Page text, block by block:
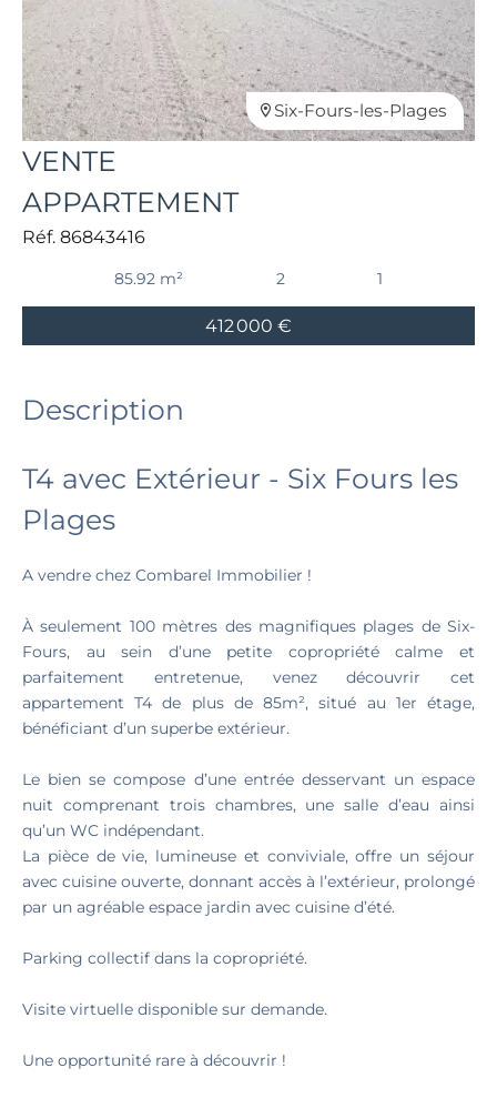
Six-Fours-les-Plages
VENTE
APPARTEMENT
Réf. 86843416
85.92 m² 2 1
412 000 €
Description
T4 avec Extérieur - Six Fours les
Plages
A vendre chez Combarel Immobilier !
À seulement 100 mètres des magnifiques plages de Six-
Fours, au sein d’une petite copropriété calme et
parfaitement entretenue, venez découvrir cet
appartement T4 de plus de 85m², situé au 1er étage,
bénéficiant d’un superbe extérieur.
Le bien se compose d’une entrée desservant un espace
nuit comprenant trois chambres, une salle d’eau ainsi
qu’un WC indépendant.
La pièce de vie, lumineuse et conviviale, offre un séjour
avec cuisine ouverte, donnant accès à l’extérieur, prolongé
par un agréable espace jardin avec cuisine d’été.
Parking collectif dans la copropriété.
Visite virtuelle disponible sur demande.
Une opportunité rare à découvrir !